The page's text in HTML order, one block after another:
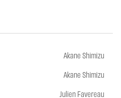
Akane Shimizu
Akane Shimizu
Julien Favereau